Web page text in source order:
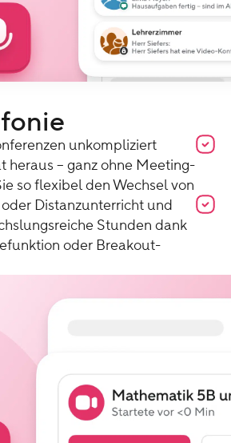
unkompliziert
heraus – ganz ohne Meeting-
so flexibel den Wechsel von
Distanzunterricht und
Stunden dank
oder Breakout-